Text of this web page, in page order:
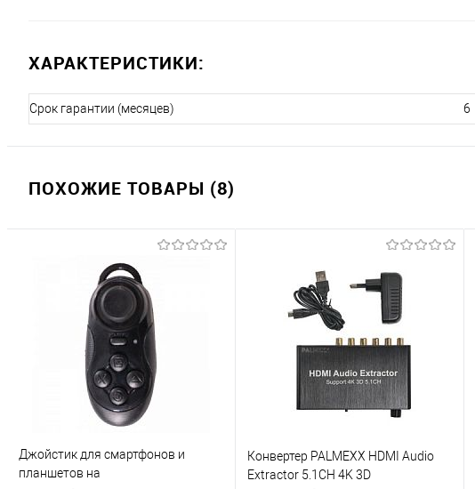
ХАРАКТЕРИСТИКИ:
Срок гарантии (месяцев) 6
ПОХОЖИЕ ТОВАРЫ (8)
Джойстик для смартфонов и
планшетов на
Конвертер PALMEXX HDMI Audio
Extractor 5.1CH 4K 3D